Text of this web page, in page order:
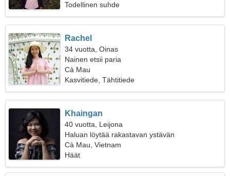
Todellinen suhde
Rachel
34 vuotta, Oinas
Nainen etsii paria
Cà Mau
Kasvitiede, Tähtitiede
Khaingan
40 vuotta, Leijona
Haluan löytää rakastavan ystävän
Cà Mau, Vietnam
Häät